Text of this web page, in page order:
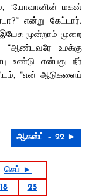
“யோவானின் மகன்
என்று கேட்டார்.
மூன்றாம் முறை
“ஆண்டவரே உமக்கு
உண்டு என்பது நீர்
“என் ஆடுகளைப்
ஆகஸ்ட் – 22 ►
செப் ►
18
25